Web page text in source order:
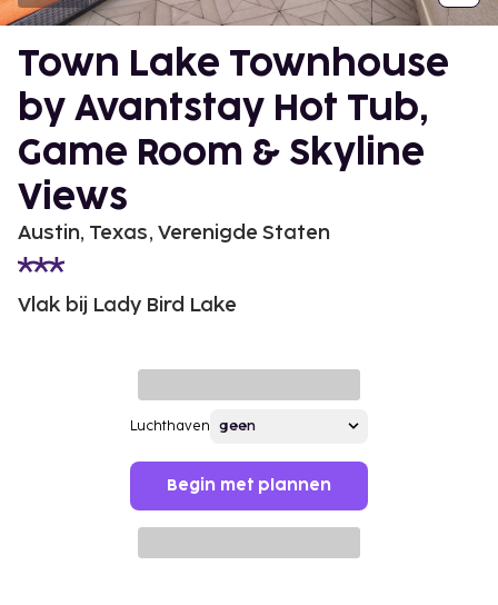
Town Lake Townhouse
by Avantstay Hot Tub,
Game Room & Skyline
Views
Austin, Texas, Verenigde Staten
Vlak bij Lady Bird Lake
Luchthaven
Begin met plannen